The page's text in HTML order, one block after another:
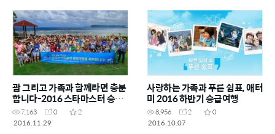
괌 그리고 가족과 함께라면 충분
합니다-2016 스타마스터 승급
여행7,163 0
2
2016.11.29
사랑하는 가족과 푸른 쉼표, 애터
미 2016 하반기 승급여행
8,956 2
0
2016.10.07